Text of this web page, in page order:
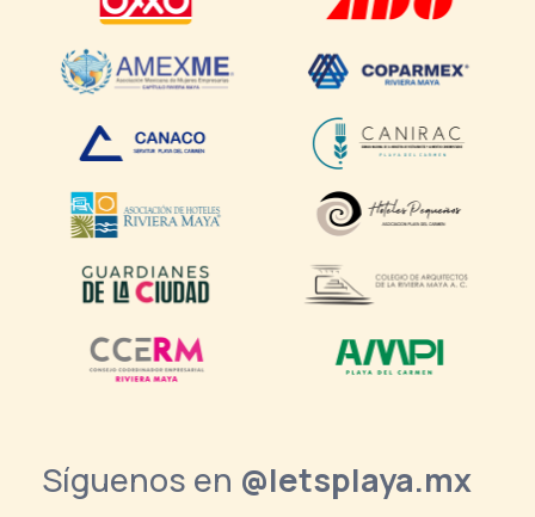
Síguenos en @letsplaya.mx